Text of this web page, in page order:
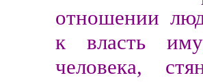
отношении
к власть
человека,